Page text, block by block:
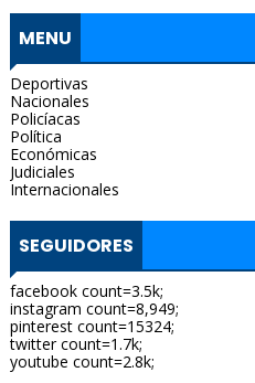
MENU
Deportivas
Nacionales
Policíacas
Política
Económicas
Judiciales
Internacionales
SEGUIDORES
facebook count=3.5k;
instagram count=8,949;
pinterest count=15324;
twitter count=1.7k;
youtube count=2.8k;